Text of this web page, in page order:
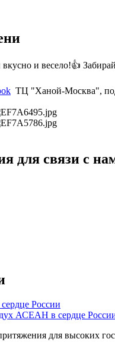
и весело!👍
ТЦ "Ханой-Москва",
для связи с
дух АСЕАН в сердце
для высоких